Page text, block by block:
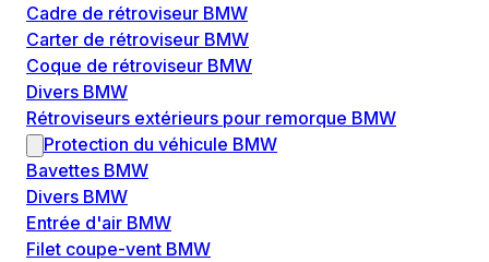
Cadre de rétroviseur BMW
Carter de rétroviseur BMW
Coque de rétroviseur BMW
Divers BMW
Rétroviseurs extérieurs pour remorque BMW
Protection du véhicule BMW
Bavettes BMW
Divers BMW
Entrée d'air BMW
Filet coupe-vent BMW